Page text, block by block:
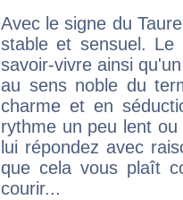
Avec le signe du
stable et sensuel.
savoir-vivre ainsi
au sens noble du
charme et en
rythme un peu lent
lui répondez avec
que cela vous plaît
courir...